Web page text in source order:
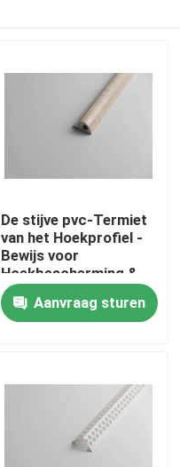
De stijve pvc-Termiet
van het Hoekprofiel -
Bewijs voor
Hoekbescherming &
Decoratie
Aanvraag sturen